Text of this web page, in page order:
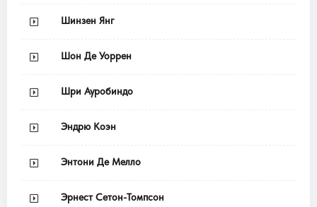
Шинзен Янг
Шон Де Уоррен
Шри Ауробиндо
Эндрю Коэн
Энтони Де Мелло
Эрнест Сетон-Томпсон